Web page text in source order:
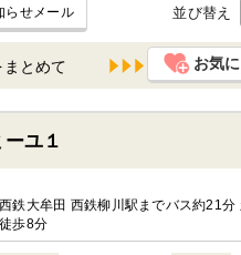
らせメール 並び替え
お気
ユ１
西鉄大牟田 西鉄柳川駅までバス約21分
徒歩8分